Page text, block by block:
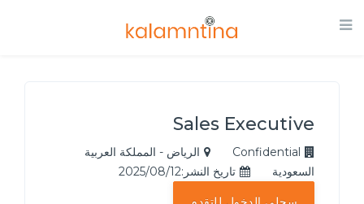
Sales Executive
Confidential
الرياض - المملكة العربية
السعودية
تاريخ النشر:2025/08/12